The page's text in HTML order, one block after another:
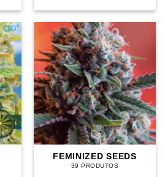
FEMINIZED SEEDS
39 PRODUTOS